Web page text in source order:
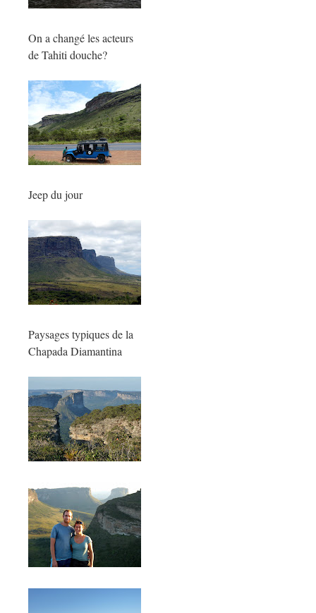
On a changé les acteurs
de Tahiti douche?
Jeep du jour
Paysages typiques de la
Chapada Diamantina